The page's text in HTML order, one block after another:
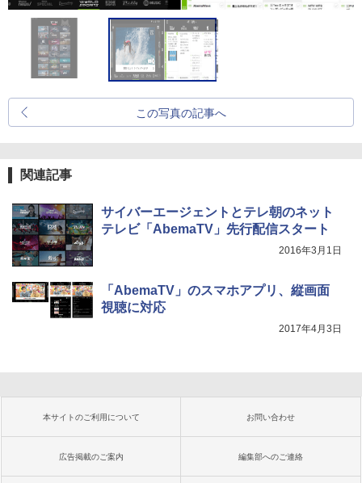
この写真の記事へ
関連記事
サイバーエージェントとテレ朝のネット
テレビ「AbemaTV」先行配信スタート
2016年3月1日
「AbemaTV」のスマホアプリ、縦画面
視聴に対応
2017年4月3日
本サイトのご利用について お問い合わせ
広告掲載のご案内 編集部へのご連絡